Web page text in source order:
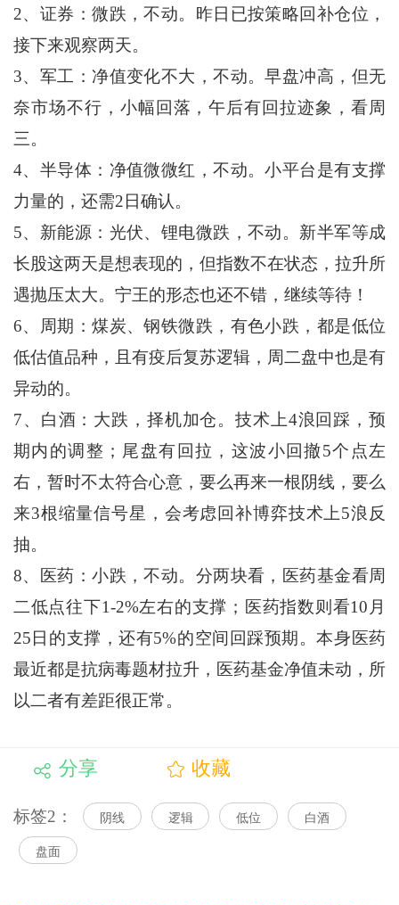
2、证券：微跌，不动。昨日已按策略回补仓位，
接下来观察两天。
3、军工：净值变化不大，不动。早盘冲高，但无
奈市场不行，小幅回落，午后有回拉迹象，看周
三。
4、半导体：净值微微红，不动。小平台是有支撑
力量的，还需2日确认。
5、新能源：光伏、锂电微跌，不动。新半军等成
长股这两天是想表现的，但指数不在状态，拉升所
遇抛压太大。宁王的形态也还不错，继续等待！
6、周期：煤炭、钢铁微跌，有色小跌，都是低位
低估值品种，且有疫后复苏逻辑，周二盘中也是有
异动的。
7、白酒：大跌，择机加仓。技术上4浪回踩，预
期内的调整；尾盘有回拉，这波小回撤5个点左
右，暂时不太符合心意，要么再来一根阴线，要么
来3根缩量信号星，会考虑回补博弈技术上5浪反
抽。
8、医药：小跌，不动。分两块看，医药基金看周
二低点往下1-2%左右的支撑；医药指数则看10月
25日的支撑，还有5%的空间回踩预期。本身医药
最近都是抗病毒题材拉升，医药基金净值未动，所
以二者有差距很正常。
分享 收藏
标签2： 阴线 逻辑 低位 白酒
盘面